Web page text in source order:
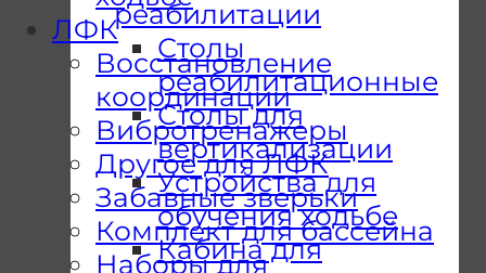
реабилитации
Столы
реабилитационные
Столы для
вертикализации
Устройства для
обучения ходьбе
Кабина для
ЛФК
Восстановление
координации
Вибротренажеры
Другое для ЛФК
Забавные зверьки
Комплект для бассейна
Наборы для